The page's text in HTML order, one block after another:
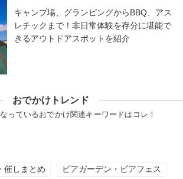
キャンプ場、グランピングからBBQ、アス
レチックまで！非日常体験を存分に堪能で
きるアウトドアスポットを紹介
おでかけトレンド
っているおでかけ関連キーワードはコレ！
催しまとめ ビアガーデン・ビアフェス